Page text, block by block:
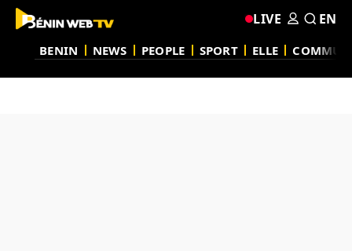
BENIN NEWS PEOPLE SPORT ELLE
LIVE EN